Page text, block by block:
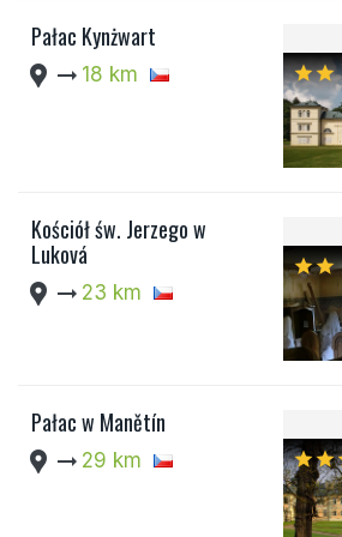
Pałac Kynżwart
location_pin arrow_right_alt 18 km starstar
Kościół św. Jerzego w
Luková
location_pin arrow_right_alt 23 km
starstar
Pałac w Manětín
location_pin arrow_right_alt 29 km starstar